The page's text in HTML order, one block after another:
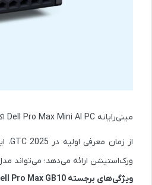
مینی‌رایانه Dell Pro Max Mini AI PC
از زمان معرفی اولیه در GTC 2025
ورک‌استیشن ارائه می‌دهد؛
ویژگی‌های برجسته Dell Pro Max GB10: